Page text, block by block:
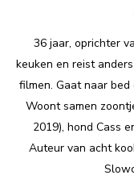
36 jaar, oprichter
keuken en reist
filmen. Gaat naar
Woont samen
2019), hond Cass
Auteur van acht